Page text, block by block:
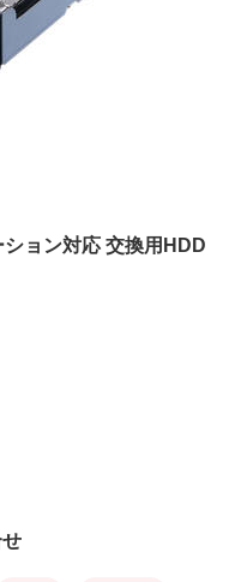
ョン対応 交換用HDD